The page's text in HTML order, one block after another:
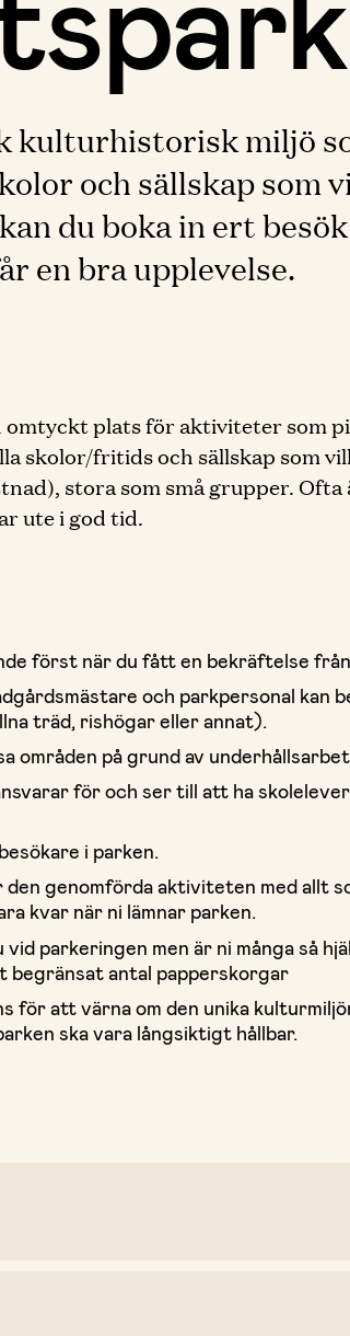
kulturhistorisk miljö
och sällskap som
du boka in ert
en bra upplevelse.
plats för aktiviteter som
skolor/fritids och sällskap som
stora som små grupper. Ofta
ute i god tid.
först när du fått en bekräftelse
och parkpersonal kan
träd, rishögar eller annat).
områden på grund av
för och ser till att ha
i parken.
genomförda aktiviteten med allt
kvar när ni lämnar parken.
parkeringen men är ni många så
begränsat antal papperskorgar
att värna om den unika
ska vara långsiktigt hållbar.